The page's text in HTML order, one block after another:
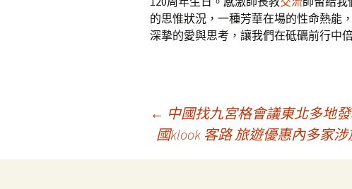
的思惟狀況，一種芳華在場的性命熱能
深摯的愛與思考，讓我們在砥礪前行中
章
← 中國找九宮格會議東北多地
國klook 客路 旅遊優惠內多家